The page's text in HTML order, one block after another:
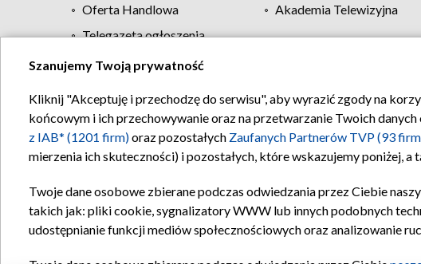
Oferta Handlowa
Akademia Telewizyjna
Telegazeta ogłoszenia
Regulamin TVP Polityka
Szanujemy Twoją prywatność
Kliknij "Akceptuję i przechodzę do serwisu", aby wyrazić zgody na
końcowym i ich przechowywanie oraz na przetwarzanie Twoich
z IAB* (1201 firm)oraz pozostałych Zaufanych Partnerów TVP (93
mierzenia ich skuteczności) i pozostałych, które wskazujemy poniżej,
Twoje dane osobowe zbierane podczas odwiedzania przez Ciebie
takich jak: pliki cookie, sygnalizatory WWW lub innych podobnych
udostępnianie funkcji mediów społecznościowych oraz analizowanie